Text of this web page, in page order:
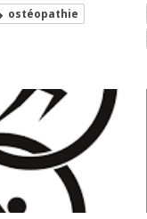
ostéopathie